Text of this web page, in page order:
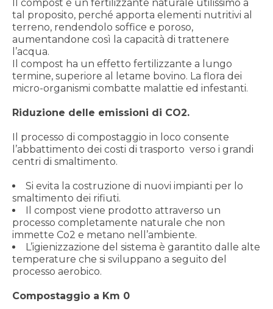
Il compost è un fertilizzante naturale utilissimo a
tal proposito, perché apporta elementi nutritivi al
terreno, rendendolo soffice e poroso,
aumentandone così la capacità di trattenere
l’acqua.
Il compost ha un effetto fertilizzante a lungo
termine, superiore al letame bovino. La flora dei
micro-organismi combatte malattie ed infestanti.
Riduzione delle emissioni di CO2.
Il processo di compostaggio in loco consente
l’abbattimento dei costi di trasporto verso i grandi
centri di smaltimento.
Si evita la costruzione di nuovi impianti per lo
smaltimento dei rifiuti.
Il compost viene prodotto attraverso un
processo completamente naturale che non
immette Co2 e metano nell’ambiente.
L’igienizzazione del sistema è garantito dalle alte
temperature che si sviluppano a seguito del
processo aerobico.
Compostaggio a Km 0